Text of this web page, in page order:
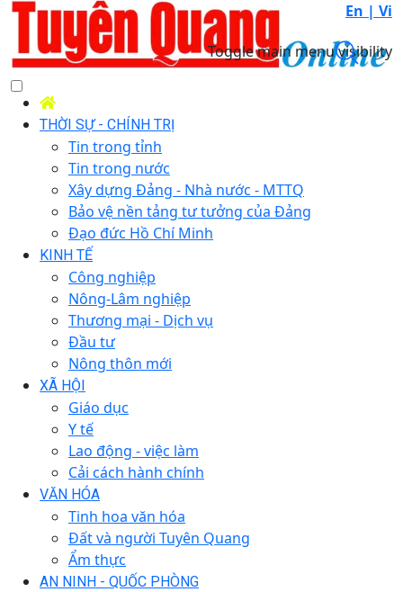
En | Vi
Toggle main menu visibility
THỜI SỰ - CHÍNH TRỊ
Tin trong tỉnh
Tin trong nước
Xây dựng Đảng - Nhà nước - MTTQ
Bảo vệ nền tảng tư tưởng của Đảng
Đạo đức Hồ Chí Minh
KINH TẾ
Công nghiệp
Nông-Lâm nghiệp
Thương mại - Dịch vụ
Đầu tư
Nông thôn mới
XÃ HỘI
Giáo dục
Y tế
Lao động - việc làm
Cải cách hành chính
VĂN HÓA
Tinh hoa văn hóa
Đất và người Tuyên Quang
Ẩm thực
AN NINH - QUỐC PHÒNG